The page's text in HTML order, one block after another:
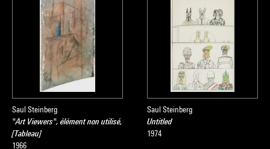
Saul Steinberg
"Art Viewers", élément non utilisé,
[Tableau]
1966
Saul Steinberg
Untitled
1974